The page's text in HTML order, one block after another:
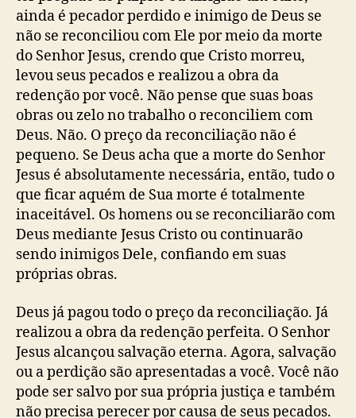
ainda é pecador perdido e inimigo de Deus se
não se reconciliou com Ele por meio da morte
do Senhor Jesus, crendo que Cristo morreu,
levou seus pecados e realizou a obra da
redenção por você. Não pense que suas boas
obras ou zelo no trabalho o reconciliem com
Deus. Não. O preço da reconciliação não é
pequeno. Se Deus acha que a morte do Senhor
Jesus é absolutamente necessária, então, tudo o
que ficar aquém de Sua morte é totalmente
inaceitável. Os homens ou se reconciliarão com
Deus mediante Jesus Cristo ou continuarão
sendo inimigos Dele, confiando em suas
próprias obras.
Deus já pagou todo o preço da reconciliação. Já
realizou a obra da redenção perfeita. O Senhor
Jesus alcançou salvação eterna. Agora, salvação
ou a perdição são apresentadas a você. Você não
pode ser salvo por sua própria justiça e também
não precisa perecer por causa de seus pecados.